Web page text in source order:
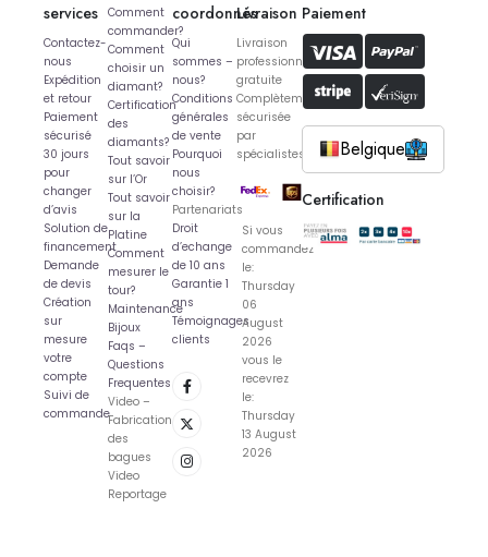
services
Contactez-
nous
Expédition
et retour
Paiement
sécurisé
30 jours
pour
changer
d’avis
Solution de
financement
Demande
de devis
Création
sur
mesure
votre
compte
Suivi de
commande
Comment
commander?
Comment
choisir un
diamant?
Certification
des
diamants?
Tout savoir
sur l’Or
Tout savoir
sur la
Platine
Comment
mesurer le
tour?
Maintenance
Bijoux
Faqs –
Questions
Frequentes
Video –
Fabrication
des
bagues
Video
Reportage
coordonnés
Qui
sommes –
nous?
Conditions
générales
de vente
Pourquoi
nous
choisir?
Partenariats
Droit
d’echange
de 10 ans
Garantie 1
ans
Témoignages
clients
Livraison
Livraison
professionnelle
gratuite
Complètement
sécurisée
par
spécialistes
Si vous
commandez
le:
Thursday
06
August
2026
vous le
recevrez
le:
Thursday
13 August
2026
Paiement
Belgique
Certification